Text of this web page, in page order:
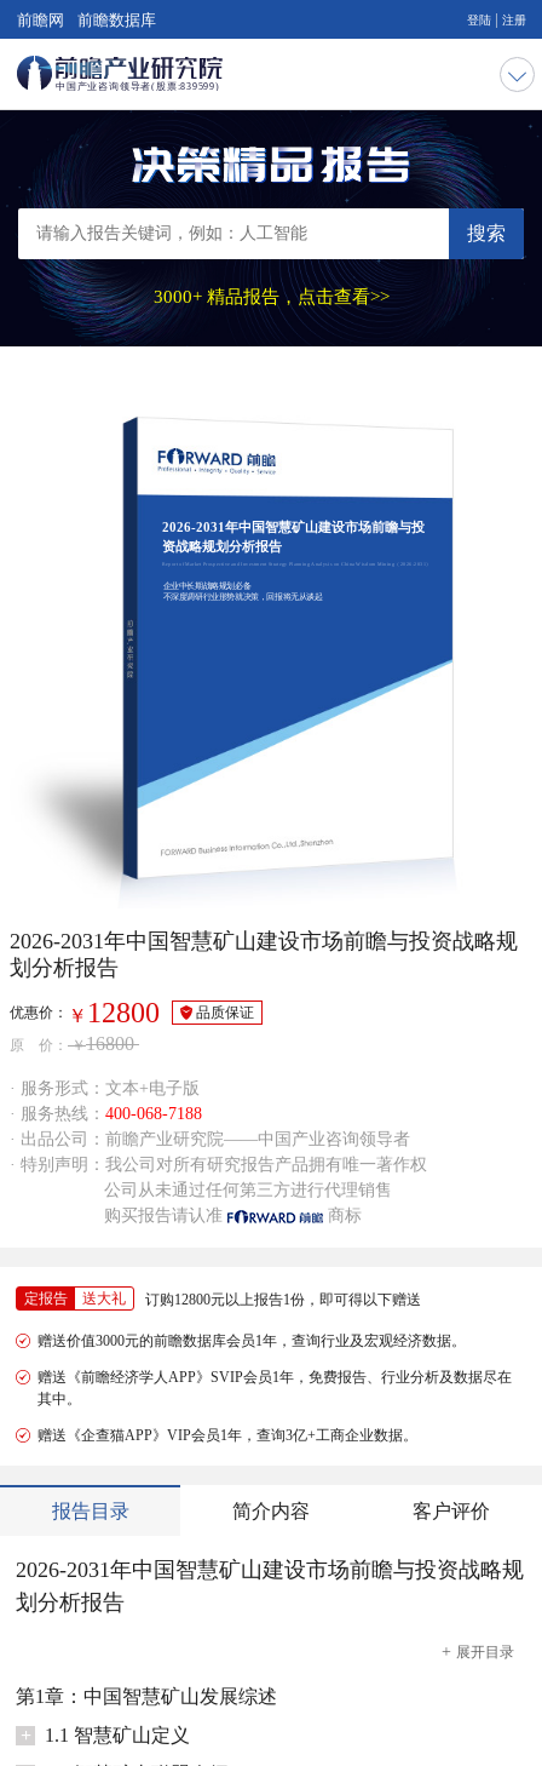
前瞻网 前瞻数据库 登陆 注册
搜索
3000+ 精品报告，点击查看>>
2026-2031年中国智慧矿山建设市场前瞻与投
资战略规划分析报告
Report of Market Prospective and Investment Strategy Planning Analysis on China Wisdom Mining（2026-2031）
企业中长期战略规划必备
不深度调研行业形势就决策，回报将无从谈起
2026-2031年中国智慧矿山建设市场前瞻与投资战略规
划分析报告
优惠价： ￥ 12800
品质保证
原 价： ￥16800
· 服务形式：文本+电子版
· 服务热线： 400-068-7188
· 出品公司：前瞻产业研究院——中国产业咨询领导者
· 特别声明：我公司对所有研究报告产品拥有唯一著作权
公司从未通过任何第三方进行代理销售
购买报告请认准
商标
定报告 送大礼 订购12800元以上报告1份，即可得以下赠送
赠送价值3000元的前瞻数据库会员1年，查询行业及宏观经济数据。
赠送《前瞻经济学人APP》SVIP会员1年，免费报告、行业分析及数据尽在
其中。
赠送《企查猫APP》VIP会员1年，查询3亿+工商企业数据。
报告目录 简介内容 客户评价
2026-2031年中国智慧矿山建设市场前瞻与投资战略规
划分析报告
+ 展开目录
第1章：中国智慧矿山发展综述
+
1.1 智慧矿山定义